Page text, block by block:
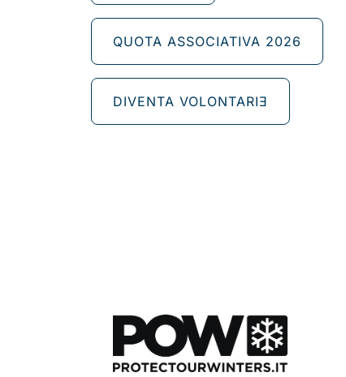
QUOTA ASSOCIATIVA 2026
DIVENTA VOLONTARIƎ